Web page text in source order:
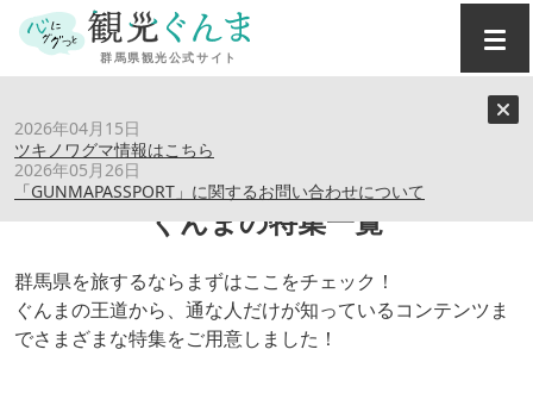
2026年04月15日
ツキノワグマ情報はこちら
2026年05月26日
「GUNMAPASSPORT」に関するお問い合わせについて
ぐんまの特集一覧
群馬県を旅するならまずはここをチェック！
ぐんまの王道から、通な人だけが知っているコンテンツま
でさまざまな特集をご用意しました！